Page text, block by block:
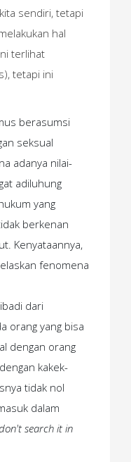
sendiri, tetapi
hal
terlihat
tetapi ini
berasumsi
seksual
adanya nilai-
adiluhung
yang
berkenan
Kenyataannya,
fenomena
dari
orang yang bisa
dengan orang
kakek-
tidak nol
dalam
search it in